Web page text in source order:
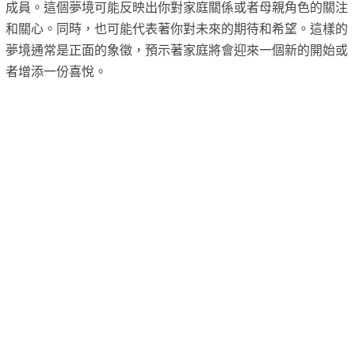
成員。這個夢境可能反映出你對家庭關係或者母親角色的關注
和關心。同時，也可能代表著你對未來的期待和希望。這樣的
夢境通常是正面的象徵，預示著家庭將會迎來一個新的開始或
者增添一份喜悅。